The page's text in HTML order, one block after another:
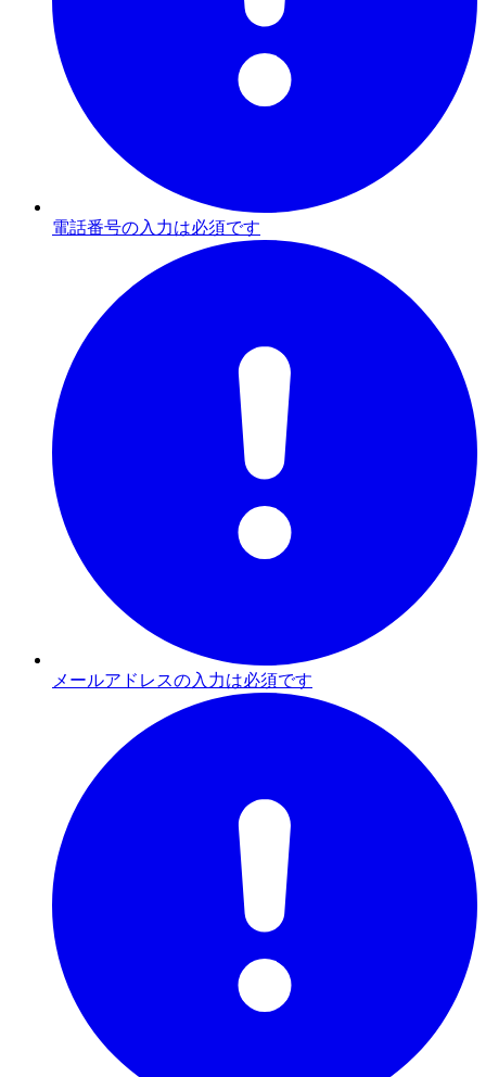
電話番号の入力は必須です
メールアドレスの入力は必須です